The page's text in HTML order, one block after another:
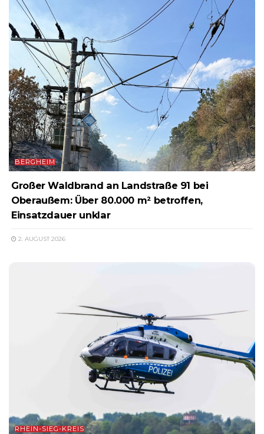
BERGHEIM
Großer Waldbrand an Landstraße 91 bei
Oberaußem: Über 80.000 m² betroffen,
Einsatzdauer unklar
2. AUGUST 2026
RHEIN-SIEG-KREIS